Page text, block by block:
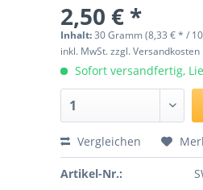
2,50 € *
Inhalt:30 Gramm (8,33 € * /
inkl. MwSt.zzgl. Versandkosten
Sofort versandfertig,
Vergleichen
Artikel-Nr.: